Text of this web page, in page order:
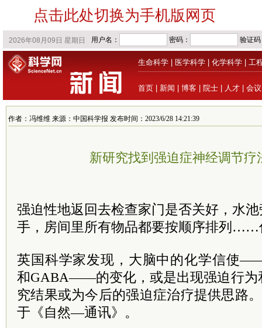
点击此处切换为手机版网页
生命科学 医学科学 化学科学 工
首页 新闻 博客 院士 人才 会议
作者：冯维维 来源：中国科学报 发布时间：2023/6/28 14:21:39
新研究找到强迫症神经调节疗
强迫性地返回去检查家门是否关好，水
手，房间里所有物品都要按顺序排列……
英国科学家发现，大脑中的化学信使
和GABA——的变化，或是出现强迫行为
究结果或为今后的强迫症治疗提供思路
于《自然—通讯》。